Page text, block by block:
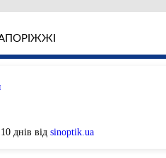
днів від sinoptik.ua